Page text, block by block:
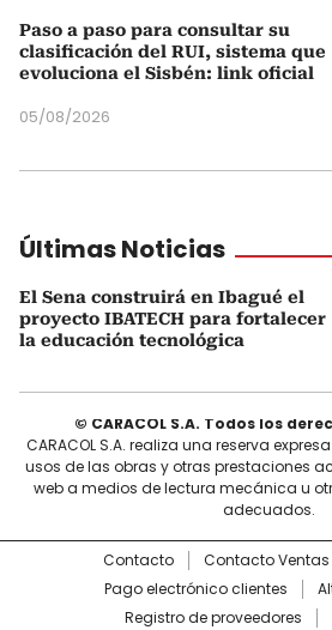
Paso a paso para consultar su
clasificación del RUI, sistema que
evoluciona el Sisbén: link oficial
05/08/2026
Últimas Noticias
El Sena construirá en Ibagué el
proyecto IBATECH para fortalecer
la educación tecnológica
© CARACOL S.A. Todos los
CARACOL S.A. realiza una reserva
usos de las obras y otras prestaciones
web a medios de lectura mecánica u
adecuados.
Contacto Contacto Ventas
Pago electrónico clientes
Registro de proveedores